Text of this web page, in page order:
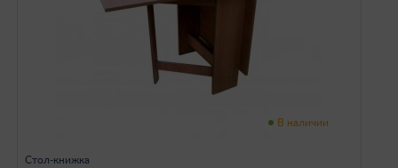
В наличии
Стол-книжка